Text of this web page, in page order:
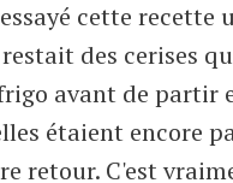
cette recette
des cerises
avant de partir
étaient encore
retour. C'est